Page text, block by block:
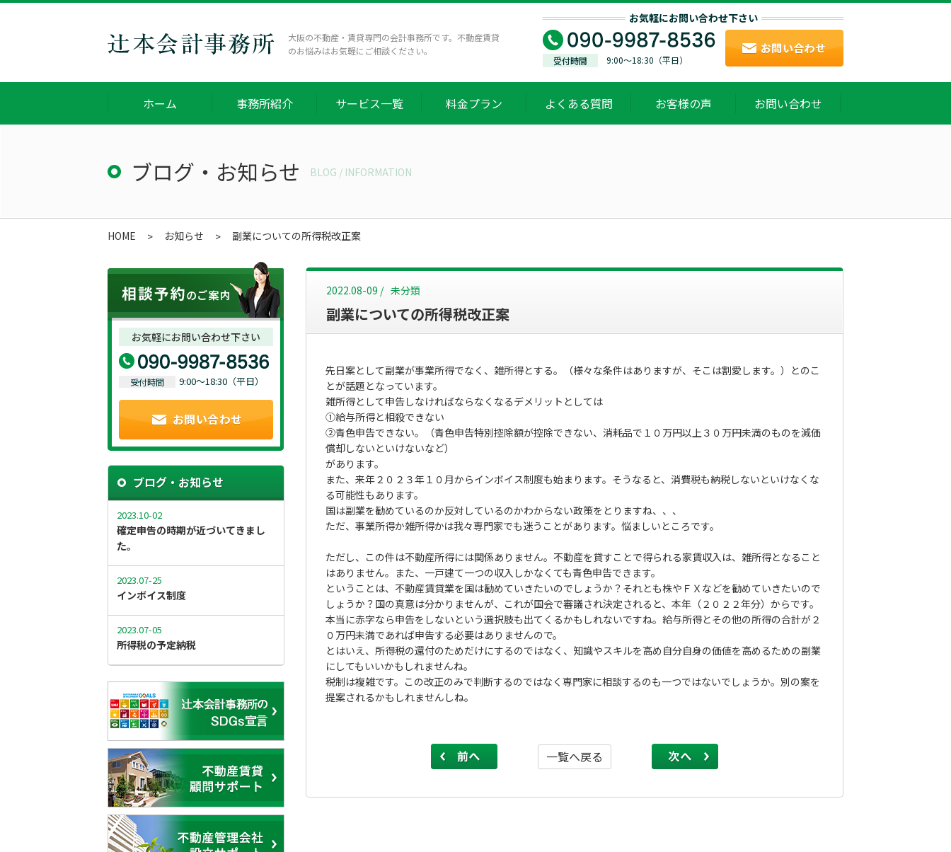
大阪の不動産・賃貸専門の会計事務所です。不動産賃貸
のお悩みはお気軽にご相談ください。
お気軽にお問い合わせ下さい
受付時間 9:00～18:30（平日）
ホーム 事務所紹介 サービス一覧 料金プラン よくある質問 お客様の声 お問い合わせ
ブログ・お知らせ BLOG / INFORMATION
HOME お知らせ 副業についての所得税改正案
2022.08-09 / 未分類
副業についての所得税改正案
先日案として副業が事業所得でなく、雑所得とする。（様々な条件はありますが、そこは割愛します。）とのこ
とが話題となっています。
雑所得として申告しなければならなくなるデメリットとしては
①給与所得と相殺できない
②青色申告できない。（青色申告特別控除額が控除できない、消耗品で１０万円以上３０万円未満のものを減価
償却しないといけないなど）
があります。
また、来年２０２３年１０月からインボイス制度も始まります。そうなると、消費税も納税しないといけなくな
る可能性もあります。
国は副業を勧めているのか反対しているのかわからない政策をとりますね、、、
ただ、事業所得か雑所得かは我々専門家でも迷うことがあります。悩ましいところです。
ただし、この件は不動産所得には関係ありません。不動産を貸すことで得られる家賃収入は、雑所得となること
はありません。また、一戸建て一つの収入しかなくても青色申告できます。
ということは、不動産賃貸業を国は勧めていきたいのでしょうか？それとも株やＦＸなどを勧めていきたいので
しょうか？国の真意は分かりませんが、これが国会で審議され決定されると、本年（２０２２年分）からです。
本当に赤字なら申告をしないという選択肢も出てくるかもしれないですね。給与所得とその他の所得の合計が２
０万円未満であれば申告する必要はありませんので。
とはいえ、所得税の還付のためだけにするのではなく、知識やスキルを高め自分自身の価値を高めるための副業
にしてもいいかもしれませんね。
税制は複雑です。この改正のみで判断するのではなく専門家に相談するのも一つではないでしょうか。別の案を
提案されるかもしれませんしね。
前へ
一覧へ戻る
お気軽にお問い合わせ下さい
受付時間 9:00～18:30（平日）
ブログ・お知らせ
2023.10-02
確定申告の時期が近づいてきまし
た。
2023.07-25
インボイス制度
2023.07-05
所得税の予定納税